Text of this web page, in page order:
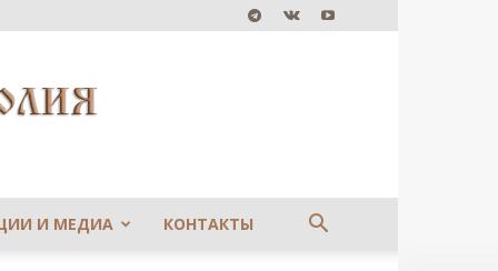
И МЕДИА КОНТАКТЫ